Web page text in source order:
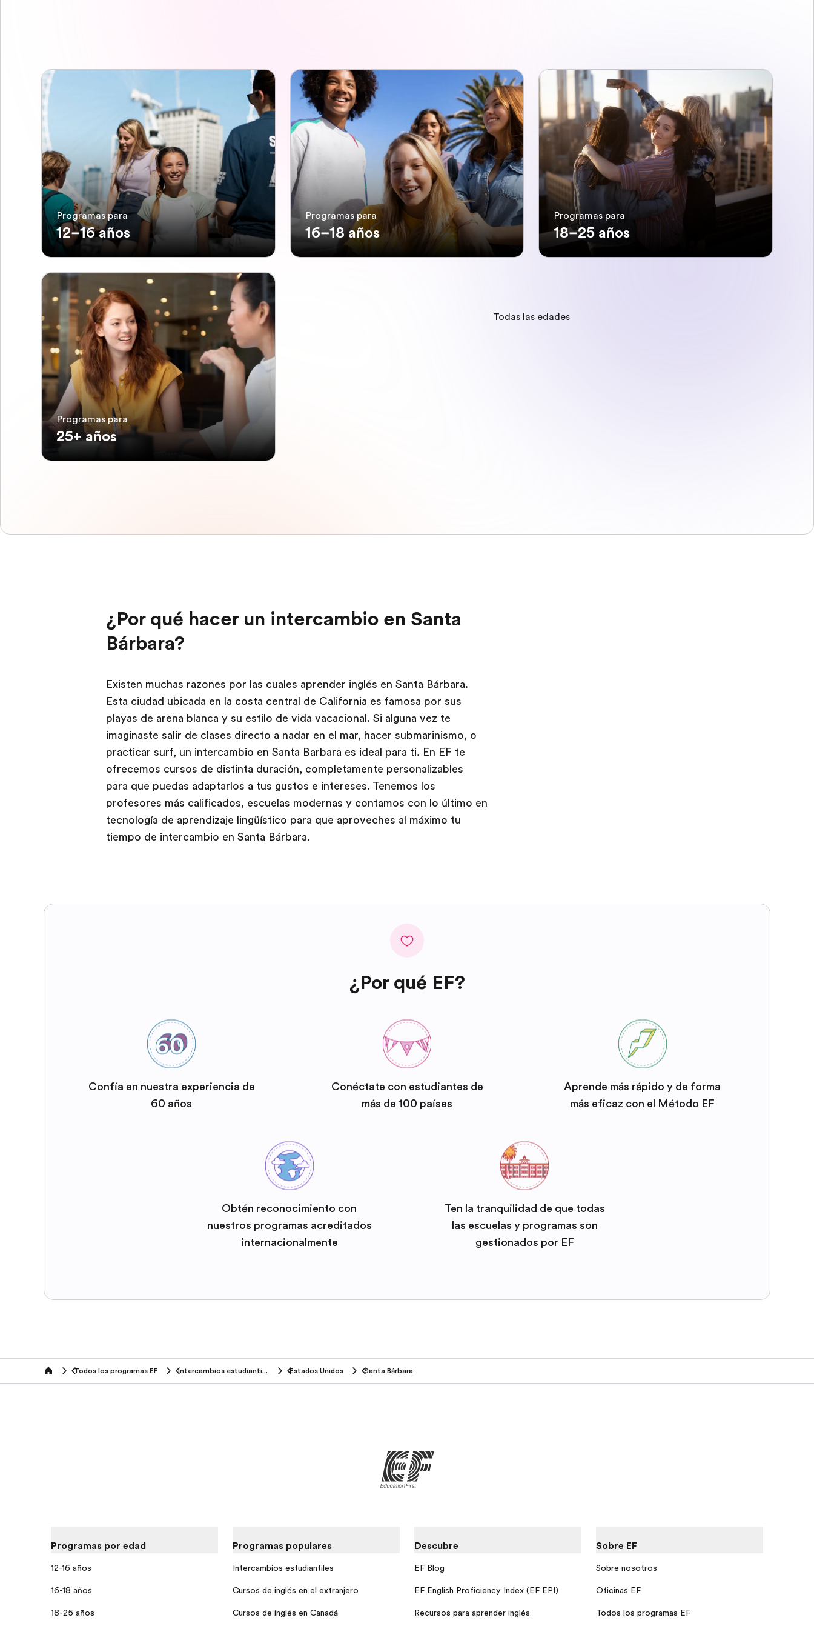
Programas para
12–16 años
Programas para
16–18 años
Programas para
18–25 años
Programas para
25+ años
Todas las edades
¿Por qué hacer un intercambio en Santa
Bárbara?
Existen muchas razones por las cuales aprender inglés en Santa Bárbara.
Esta ciudad ubicada en la costa central de California es famosa por sus
playas de arena blanca y su estilo de vida vacacional. Si alguna vez te
imaginaste salir de clases directo a nadar en el mar, hacer submarinismo, o
practicar surf, un intercambio en Santa Barbara es ideal para ti. En EF te
ofrecemos cursos de distinta duración, completamente personalizables
para que puedas adaptarlos a tus gustos e intereses. Tenemos los
profesores más calificados, escuelas modernas y contamos con lo último en
tecnología de aprendizaje lingüístico para que aproveches al máximo tu
tiempo de intercambio en Santa Bárbara.
¿Por qué EF?
Confía en nuestra experiencia de
60 años
Conéctate con estudiantes de
más de 100 países
Aprende más rápido y de forma
más eficaz con el Método EF
Obtén reconocimiento con
nuestros programas acreditados
internacionalmente
Ten la tranquilidad de que todas
las escuelas y programas son
gestionados por EF
home Todos los programas EF Intercambios estudiantiles Estados Unidos Santa Bárbara
Programas por edad
12-16 años
16-18 años
18-25 años
Programas populares
Intercambios estudiantiles
Cursos de inglés en el extranjero
Cursos de inglés en Canadá
Descubre
EF Blog
EF English Proficiency Index (EF EPI)
Recursos para aprender inglés
Sobre EF
Sobre nosotros
Oficinas EF
Todos los programas EF